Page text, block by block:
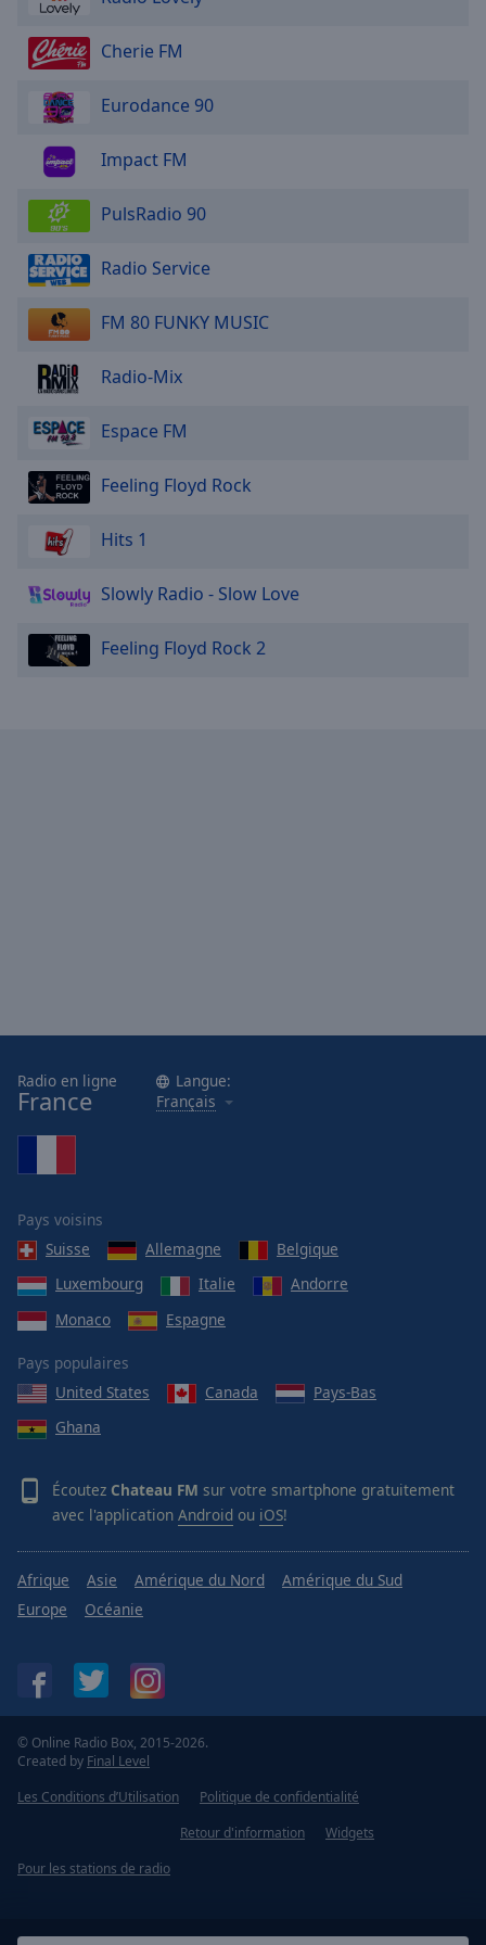
Cherie FM
Eurodance 90
Impact FM
PulsRadio 90
Radio Service
FM 80 FUNKY MUSIC
Radio-Mix
Espace FM
Feeling Floyd Rock
Hits 1
Slowly Radio - Slow Love
Feeling Floyd Rock 2
Radio en ligne
France
Langue:
Français
Pays voisins
Suisse
Allemagne
Belgique
Luxembourg
Italie
Andorre
Monaco
Espagne
Pays populaires
United States
Canada
Pays-Bas
Ghana
Écoutez Chateau FM sur votre smartphone gratuitement
avec l'application Android ou iOS!
Afrique Asie Amérique du Nord
Amérique du Sud
Europe
Océanie
© Online Radio Box, 2015-2026.
Created by Final Level
Les Conditions d’Utilisation
Politique de confidentialité
Retour d'information
Widgets
Pour les stations de radio